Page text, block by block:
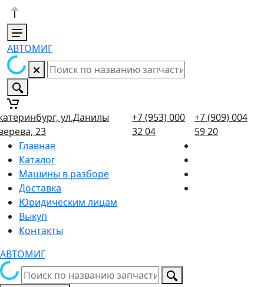
АВТОМИГ
ул.Данилы
23
+7 (953) 000
32 04
+7 (909) 004
59 20
Главная
Каталог
Машины в разборе
Доставка
Юридическим лицам
Выкуп
Контакты
АВТОМИГ